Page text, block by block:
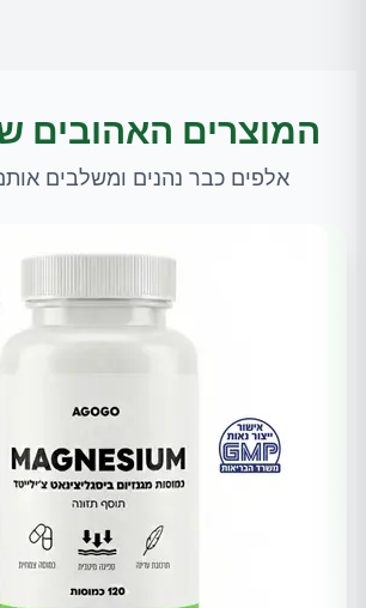
המוצרים האהובים
אלפים כבר נהנים ומשלבים